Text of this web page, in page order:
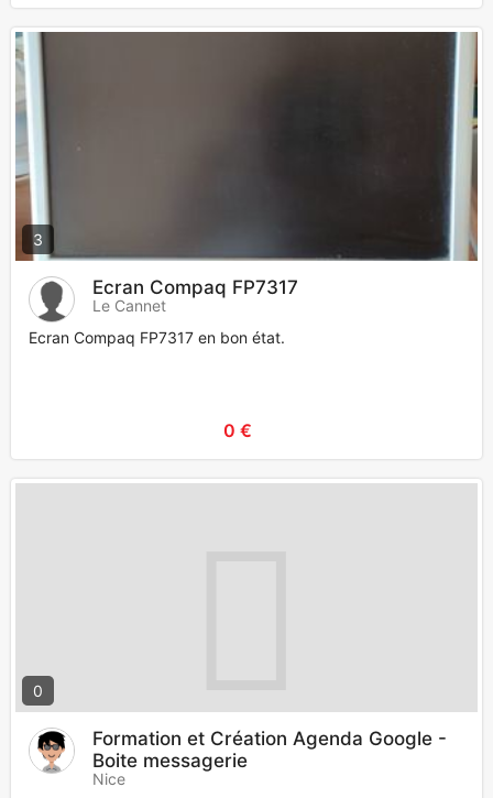
3
Ecran Compaq FP7317
Le Cannet
Ecran Compaq FP7317 en bon état.
0 €
0
Formation et Création Agenda Google -
Boite messagerie
Nice